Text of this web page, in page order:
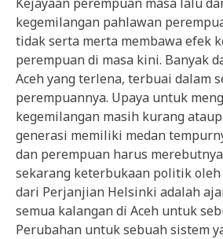
kegemilangan pahlawan
tidak serta merta membawa efek
perempuan di masa kini. Banyak
Aceh yang terlena, terbuai dalam
perempuannya. Upaya untuk
kegemilangan masih kurang
generasi memiliki medan
dan perempuan harus
sekarang keterbukaan politik
dari Perjanjian Helsinki adalah
semua kalangan di Aceh untuk
Perubahan untuk sebuah sistem